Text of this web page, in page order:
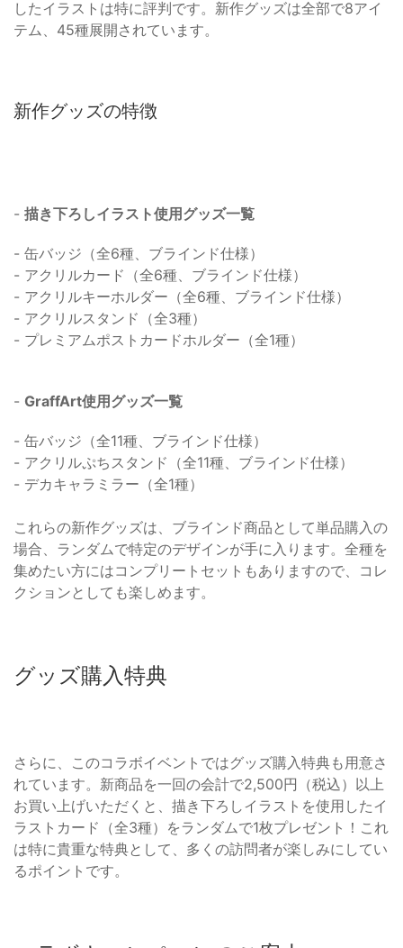
したイラストは特に評判です。新作グッズは全部で8アイ
テム、45種展開されています。
新作グッズの特徴
- 描き下ろしイラスト使用グッズ一覧
- 缶バッジ（全6種、ブラインド仕様）
- アクリルカード（全6種、ブラインド仕様）
- アクリルキーホルダー（全6種、ブラインド仕様）
- アクリルスタンド（全3種）
- プレミアムポストカードホルダー（全1種）
- GraffArt使用グッズ一覧
- 缶バッジ（全11種、ブラインド仕様）
- アクリルぷちスタンド（全11種、ブラインド仕様）
- デカキャラミラー（全1種）
これらの新作グッズは、ブラインド商品として単品購入の
場合、ランダムで特定のデザインが手に入ります。全種を
集めたい方にはコンプリートセットもありますので、コレ
クションとしても楽しめます。
グッズ購入特典
さらに、このコラボイベントではグッズ購入特典も用意さ
れています。新商品を一回の会計で2,500円（税込）以上
お買い上げいただくと、描き下ろしイラストを使用したイ
ラストカード（全3種）をランダムで1枚プレゼント！これ
は特に貴重な特典として、多くの訪問者が楽しみにしてい
るポイントです。